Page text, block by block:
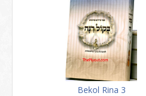
Bekol Rina 3